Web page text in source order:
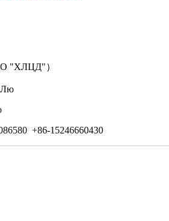
"ХЛЦД"）
Лю
+86-15246660430